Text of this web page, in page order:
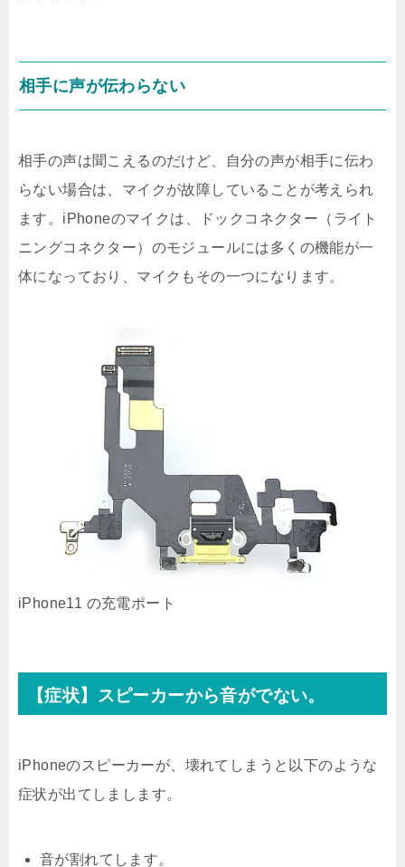
相手に声が伝わらない
相手の声は聞こえるのだけど、自分の声が相手に伝わ
らない場合は、マイクが故障していることが考えられ
ます。iPhoneのマイクは、ドックコネクター（ライト
ニングコネクター）のモジュールには多くの機能が一
体になっており、マイクもその一つになります。
iPhone11 の充電ポート
【症状】スピーカーから音がでない。
iPhoneのスピーカーが、壊れてしまうと以下のような
症状が出てしまします。
音が割れてします。